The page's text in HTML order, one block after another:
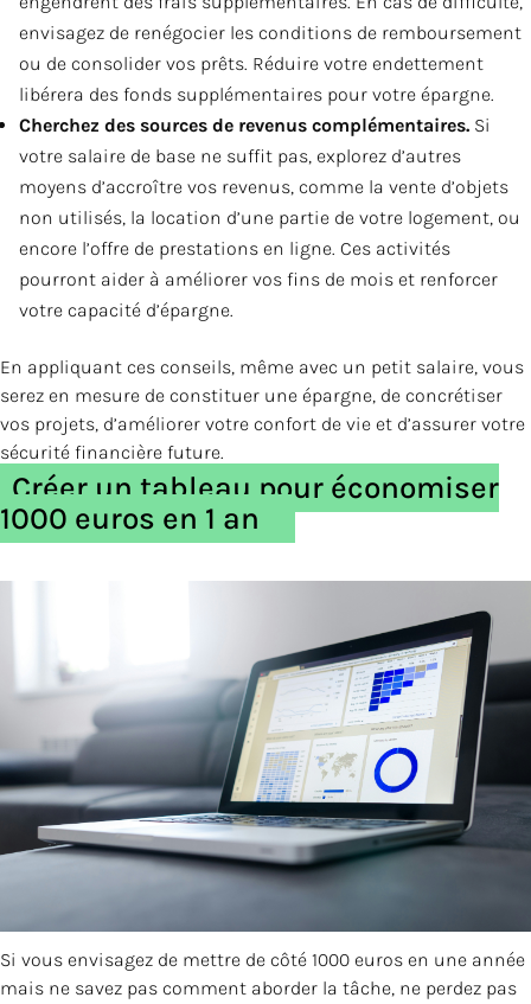
envisagez de renégocier les conditions de remboursement
ou de consolider vos prêts. Réduire votre endettement
libérera des fonds supplémentaires pour votre épargne.
Cherchez des sources de revenus complémentaires. Si
votre salaire de base ne suffit pas, explorez d’autres
moyens d’accroître vos revenus, comme la vente d’objets
non utilisés, la location d’une partie de votre logement, ou
encore l’offre de prestations en ligne. Ces activités
pourront aider à améliorer vos fins de mois et renforcer
votre capacité d’épargne.
En appliquant ces conseils, même avec un petit salaire, vous
serez en mesure de constituer une épargne, de concrétiser
vos projets, d’améliorer votre confort de vie et d’assurer votre
sécurité financière future.
Créer un tableau pour économiser
1000 euros en 1 an
Si vous envisagez de mettre de côté 1000 euros en une année
mais ne savez pas comment aborder la tâche, ne perdez pas